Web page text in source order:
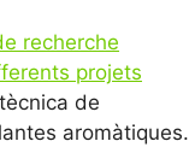
recherche
projets
de
aromàtiques.